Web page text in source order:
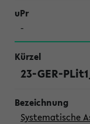
-
23-GER-
Systematische